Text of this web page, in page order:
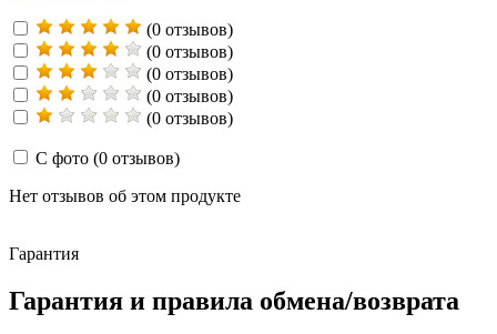
(0 отзывов)
(0 отзывов)
(0 отзывов)
(0 отзывов)
(0 отзывов)
С фото (0 отзывов)
Нет отзывов об этом продукте
Гарантия
Гарантия и правила обмена/возврата